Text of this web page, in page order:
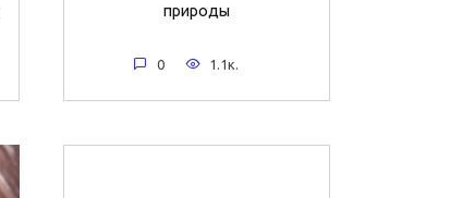
природы
0 1.1к.